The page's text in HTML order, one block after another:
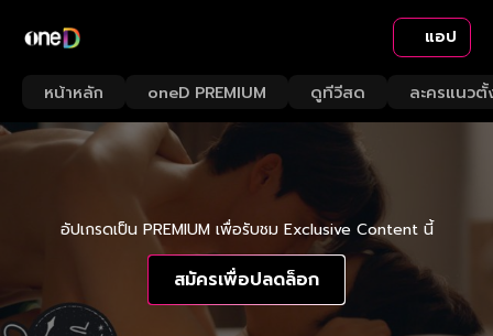
แอป
หน้าหลัก oneD PREMIUM ดูทีวีสด ละครแนวตั้
อัปเกรดเป็น PREMIUM เพื่อรับชม Exclusive Content นี้
สมัครเพื่อปลดล็อก